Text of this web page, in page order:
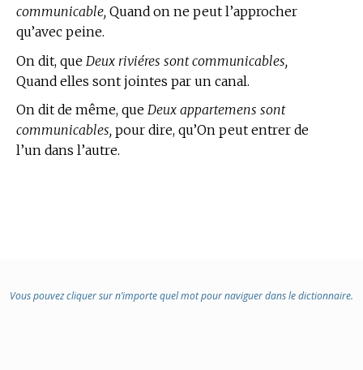
communicable, Quand on ne peut l’approcher
qu’avec peine.
On dit, que Deux riviéres sont communicables,
Quand elles sont jointes par un canal.
On dit de même, que Deux appartemens sont
communicables, pour dire, qu’On peut entrer de
l’un dans l’autre.
Vous pouvez cliquer sur n’importe quel mot pour naviguer dans le dictionnaire.